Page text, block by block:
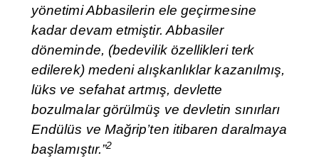
yönetimi Abbasilerin ele geçirmesine
kadar devam etmiştir. Abbasiler
döneminde, (bedevilik özellikleri terk
edilerek) medeni alışkanlıklar kazanılmış,
lüks ve sefahat artmış, devlette
bozulmalar görülmüş ve devletin sınırları
Endülüs ve Mağrip’ten itibaren daralmaya
başlamıştır.”2